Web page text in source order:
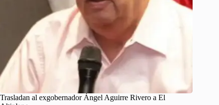
Trasladan al exgobernador Ángel Aguirre Rivero a El